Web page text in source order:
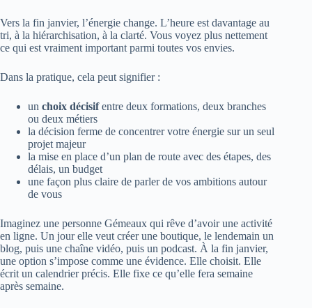
Vers la fin janvier, l’énergie change. L’heure est davantage au
tri, à la hiérarchisation, à la clarté. Vous voyez plus nettement
ce qui est vraiment important parmi toutes vos envies.
Dans la pratique, cela peut signifier :
un choix décisifentre deux formations, deux branches
ou deux métiers
la décision ferme de concentrer votre énergie sur un seul
projet majeur
la mise en place d’un plan de route avec des étapes, des
délais, un budget
une façon plus claire de parler de vos ambitions autour
de vous
Imaginez une personne Gémeaux qui rêve d’avoir une activité
en ligne. Un jour elle veut créer une boutique, le lendemain un
blog, puis une chaîne vidéo, puis un podcast. À la fin janvier,
une option s’impose comme une évidence. Elle choisit. Elle
écrit un calendrier précis. Elle fixe ce qu’elle fera semaine
après semaine.